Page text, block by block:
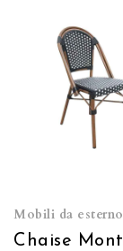
Mobili da esterno